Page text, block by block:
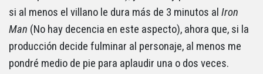
si al menos el villano le dura más de 3 minutos al Iron
Man (No hay decencia en este aspecto), ahora que, si la
producción decide fulminar al personaje, al menos me
pondré medio de pie para aplaudir una o dos veces.